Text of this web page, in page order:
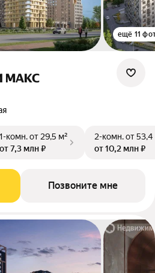
ещё 11
МАКС
1-комн.от 29,5 м²
от 7,3 млн ₽
2-комн.от 53,4
от 10,2 млн ₽
Позвоните мне